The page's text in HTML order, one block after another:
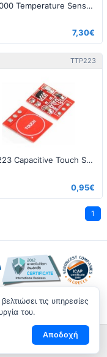
PT-1000 Temperature Sensor, 3 Prongs - Silicon 1m
7,30€
TTP223
TTP223 Capacitive Touch Sensor PCB
0,95€
1
Όροι χρήσεως
Επικοινωνία
τις υπηρεσίες
του.
Αποδοχή